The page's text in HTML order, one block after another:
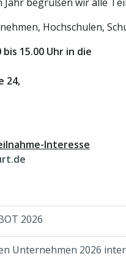
Hochschulen,
bis 15.00 Uhr in die
24,
Interesse
2026
Unternehmen 2026